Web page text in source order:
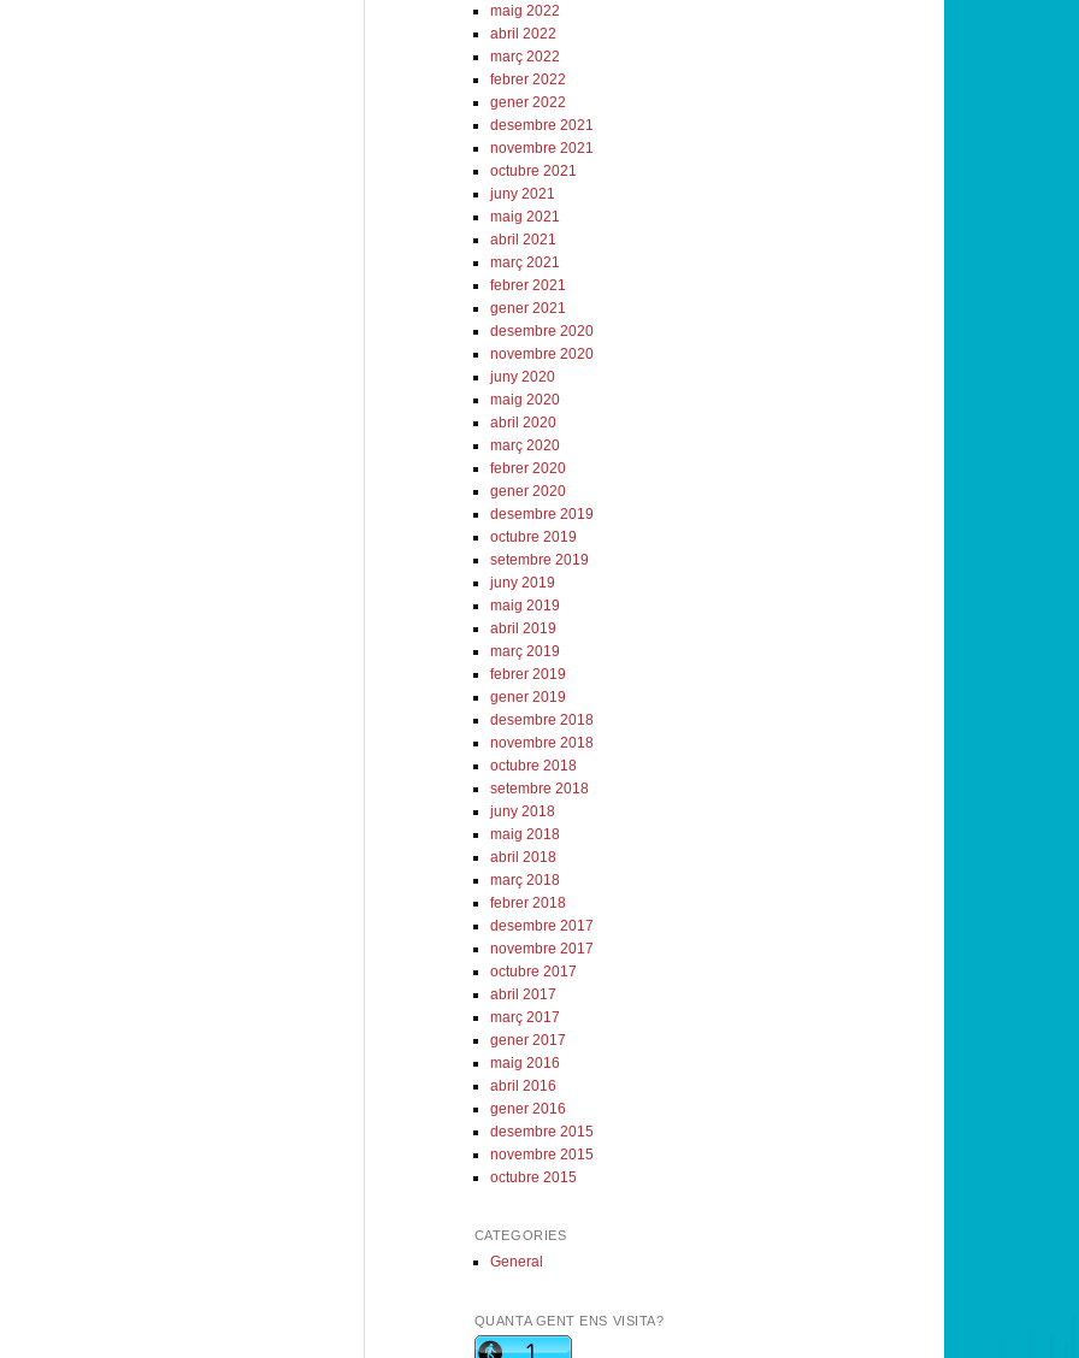
maig 2022
abril 2022
març 2022
febrer 2022
gener 2022
desembre 2021
novembre 2021
octubre 2021
juny 2021
maig 2021
abril 2021
març 2021
febrer 2021
gener 2021
desembre 2020
novembre 2020
juny 2020
maig 2020
abril 2020
març 2020
febrer 2020
gener 2020
desembre 2019
octubre 2019
setembre 2019
juny 2019
maig 2019
abril 2019
març 2019
febrer 2019
gener 2019
desembre 2018
novembre 2018
octubre 2018
setembre 2018
juny 2018
maig 2018
abril 2018
març 2018
febrer 2018
desembre 2017
novembre 2017
octubre 2017
abril 2017
març 2017
gener 2017
maig 2016
abril 2016
gener 2016
desembre 2015
novembre 2015
octubre 2015
CATEGORIES
General
QUANTA GENT ENS VISITA?